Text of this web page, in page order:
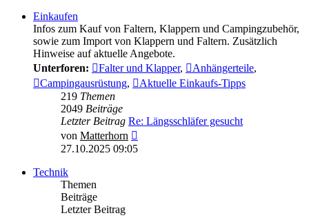
Einkaufen
Infos zum Kauf von Faltern, Klappern und Campingzubehör,
sowie zum Import von Klappern und Faltern. Zusätzlich
Hinweise auf aktuelle Angebote.
Unterforen:
Falter und Klapper, Anhängerteile,
Campingausrüstung,
Aktuelle Einkaufs-Tipps
219 Themen
2049 Beiträge
Letzter Beitrag Re: Längsschläfer gesucht
von Matterhorn
27.10.2025 09:05
Technik
Themen
Beiträge
Letzter Beitrag